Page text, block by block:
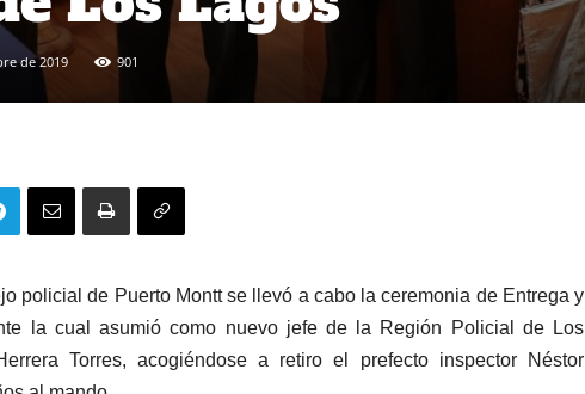
de 2019 901
policial de Puerto Monttse llevó a cabo la ceremonia de Entrega y
la cual asumió como nuevo jefe de la Región Policial de Los
Torres, acogiéndose a retiro el prefecto inspector Néstor